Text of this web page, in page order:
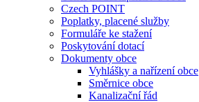
Czech POINT
Poplatky, placené služby
Formuláře ke stažení
Poskytování dotací
Dokumenty obce
Vyhlášky a nařízení obce
Směrnice obce
Kanalizační řád